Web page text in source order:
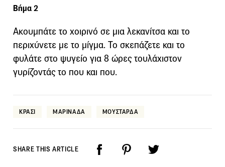
Βήμα 2
Ακουμπάτε το χοιρινό σε μια λεκανίτσα και το
περιχύνετε με το μίγμα. Το σκεπάζετε και το
φυλάτε στο ψυγείο για 8 ώρες τουλάχιστον
γυρίζοντάς το που και που.
ΚΡΑΣΙ ΜΑΡΙΝΑΔΑ ΜΟΥΣΤΑΡΔΑ
SHARE THIS ARTICLE